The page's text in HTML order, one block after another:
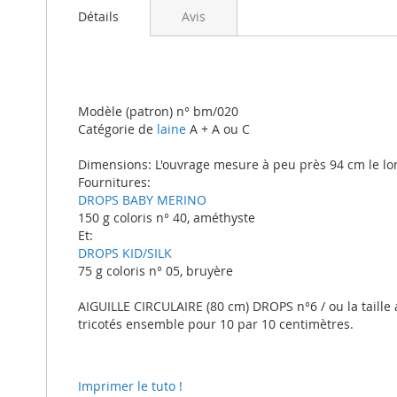
Détails
Modèle (patron) n° bm/020
Catégorie de laine A + A ou C
Dimensions: L'ouvrage mesure à peu près 94 cm le
Fournitures:
DROPS BABY MERINO
150 g coloris n° 40, améthyste
Et:
DROPS KID/SILK
75 g coloris n° 05, bruyère
AIGUILLE CIRCULAIRE (80 cm) DROPS n°6 / ou la
tricotés ensemble pour 10 par 10 centimètres.
Imprimer le tuto !
Avis